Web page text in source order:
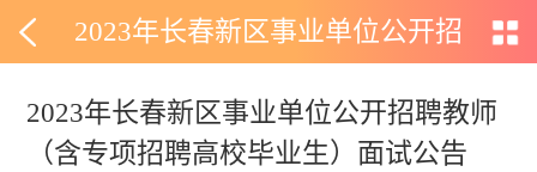
2023年长春新区事业单位公开招
聘教师（含专项招聘高校毕业
生）面试公告
2023年长春新区事业单位公开招聘教师
（含专项招聘高校毕业生）面试公告